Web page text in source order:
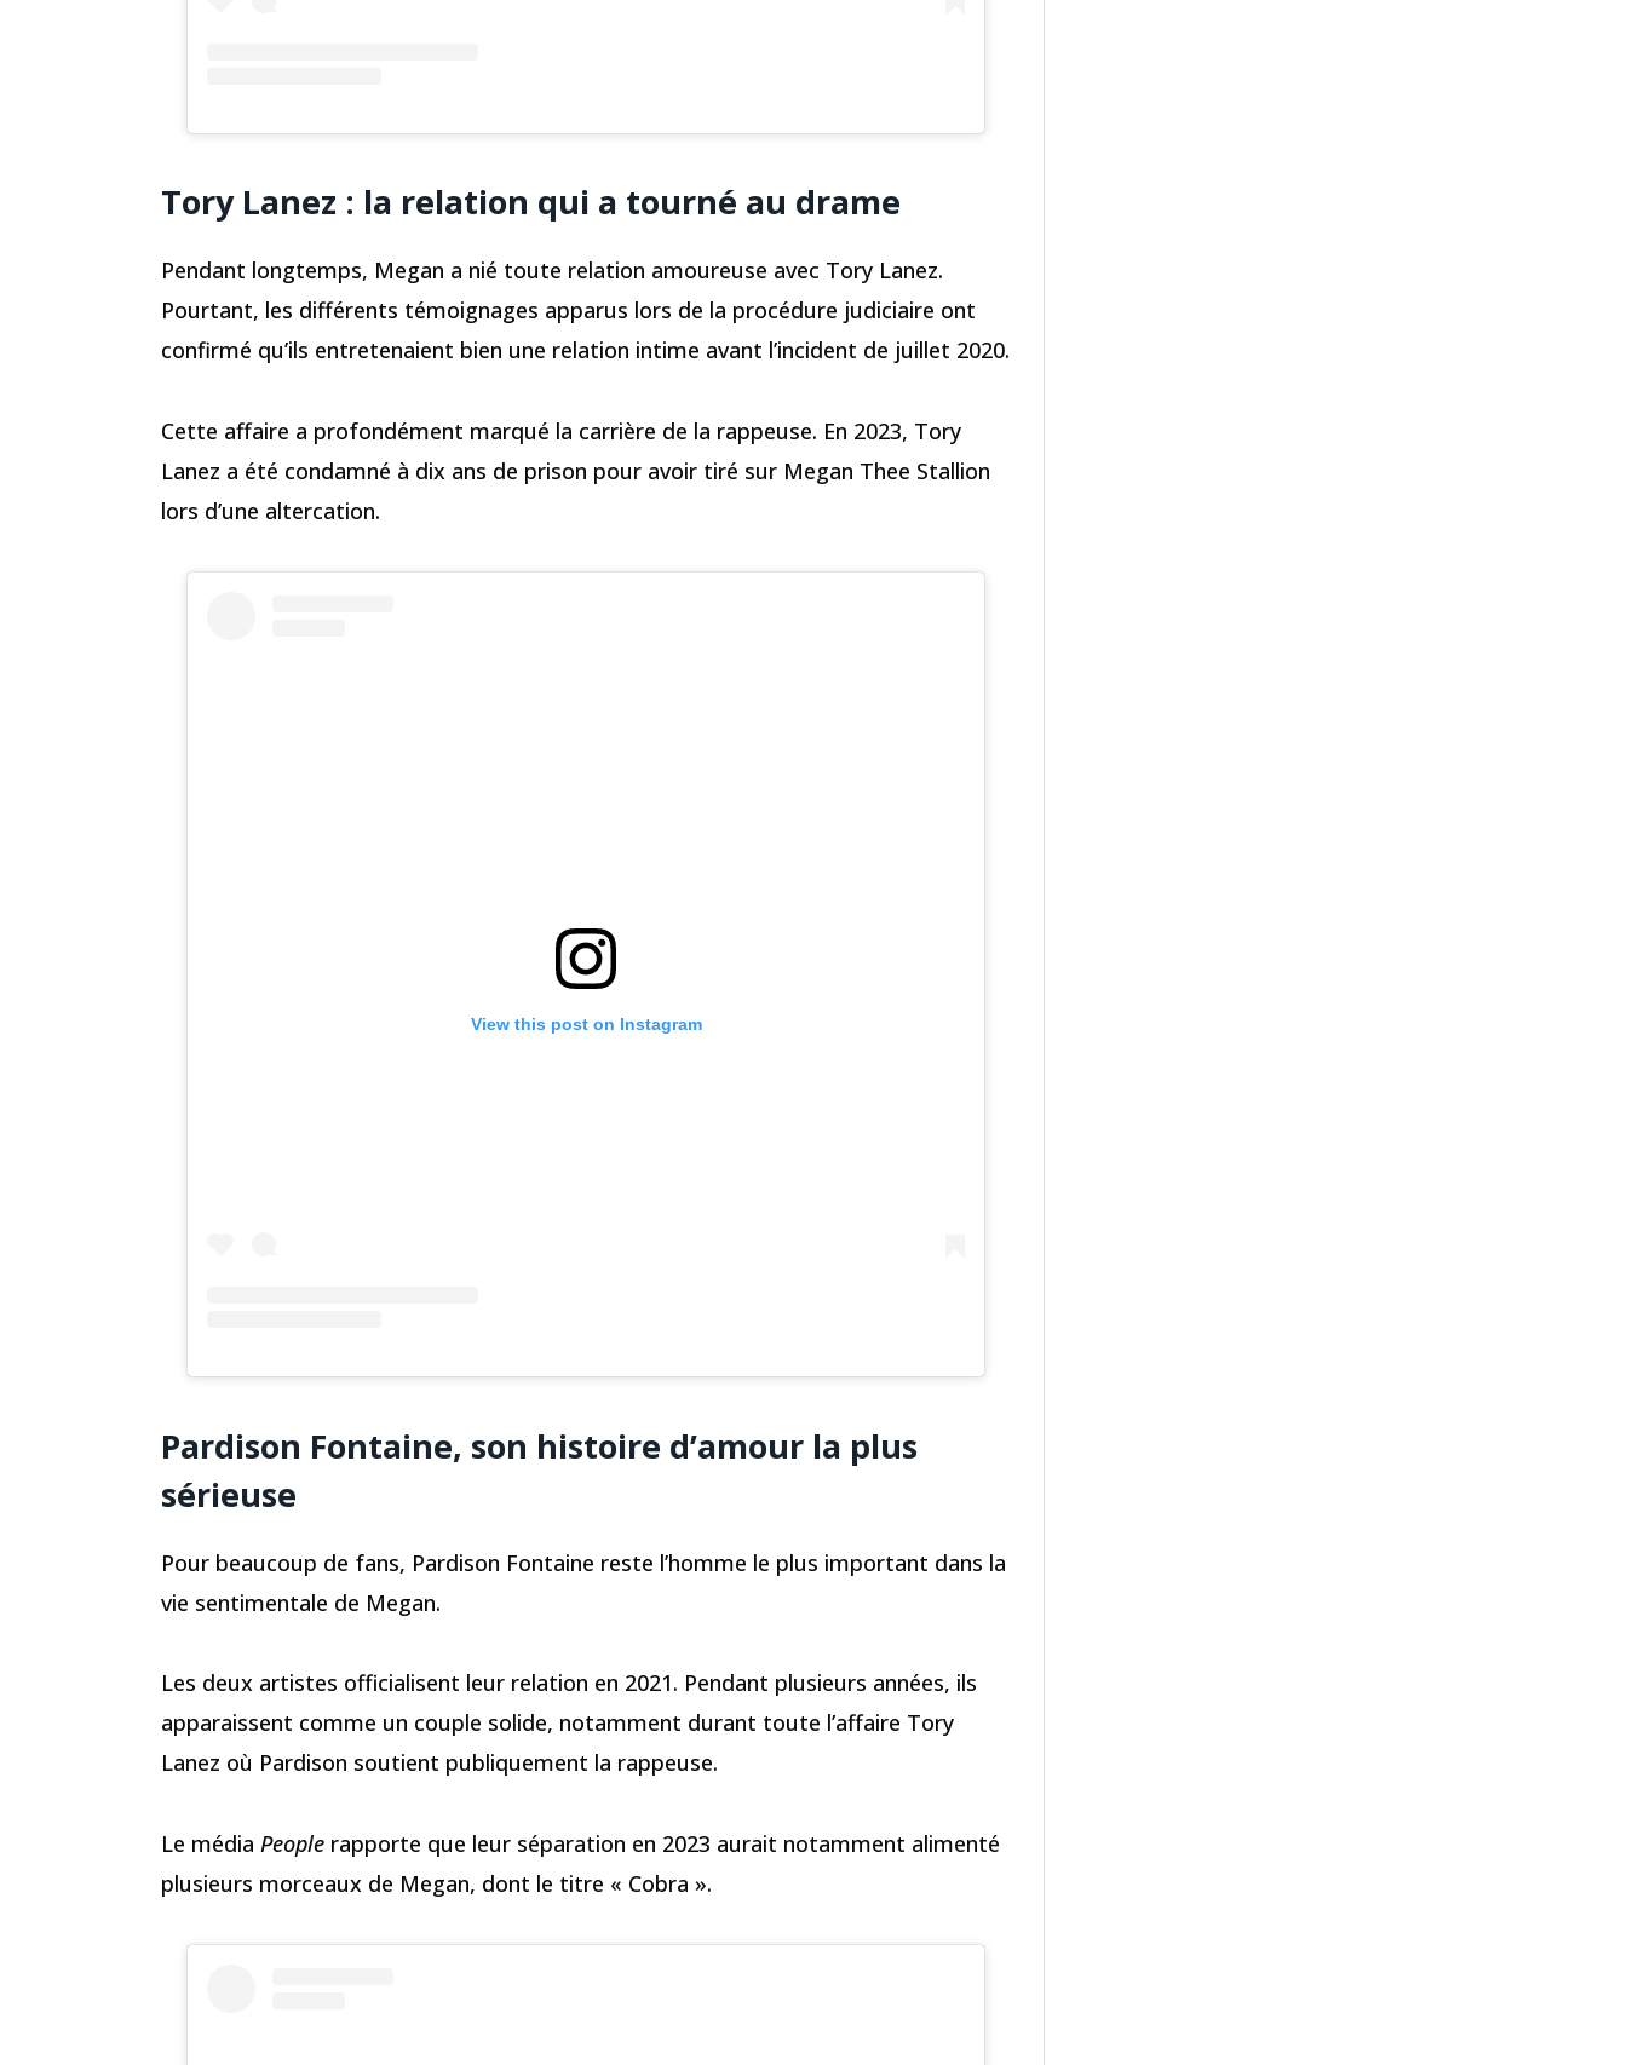
Tory Lanez : la relation qui a tourné au drame
Pendant longtemps, Megan a nié toute relation amoureuse avec Tory Lanez.
Pourtant, les différents témoignages apparus lors de la procédure judiciaire ont
confirmé qu’ils entretenaient bien une relation intime avant l’incident de juillet 2020.
Cette affaire a profondément marqué la carrière de la rappeuse. En 2023, Tory
Lanez a été condamné à dix ans de prison pour avoir tiré sur Megan Thee Stallion
lors d’une altercation.
View this post on Instagram
Pardison Fontaine, son histoire d’amour la plus
sérieuse
Pour beaucoup de fans, Pardison Fontaine reste l’homme le plus important dans la
vie sentimentale de Megan.
Les deux artistes officialisent leur relation en 2021. Pendant plusieurs années, ils
apparaissent comme un couple solide, notamment durant toute l’affaire Tory
Lanez où Pardison soutient publiquement la rappeuse.
Le média People rapporte que leur séparation en 2023 aurait notamment alimenté
plusieurs morceaux de Megan, dont le titre « Cobra ».